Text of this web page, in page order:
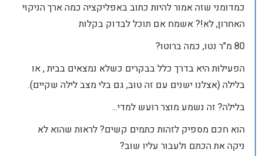
כמדומני שזה אמור להיות כתוב באפליקציה כמה ארך הניקוי
האחרון, לא!? אשמח אם תוכל לבדוק בקלות
80 מ"ר נטו, כמה ברוטו?
הפעילות היא בדרך כלל בבקרים כשלא נמצאים בבית , או
בלילה (אצלנו ישנים עם זה טוב, גם בלי מצב לילה שקיים).
בלילה? זה נשמע מוצר רועש למדי...
הוא חכם מספיק לזהות כתמים קשים? לראות שהוא לא
ניקה את הכתם ולעבור עליו שוב?